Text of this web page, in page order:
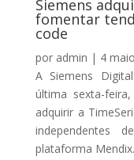
Siemens
fomentar
code
por admin | 4
A Siemens
última sexta-
adquirir a
independentes
plataforma Mendix.